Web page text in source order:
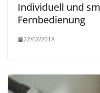
Individuell und
Fernbedienung
22/02/2018